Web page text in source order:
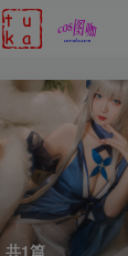
共1篇